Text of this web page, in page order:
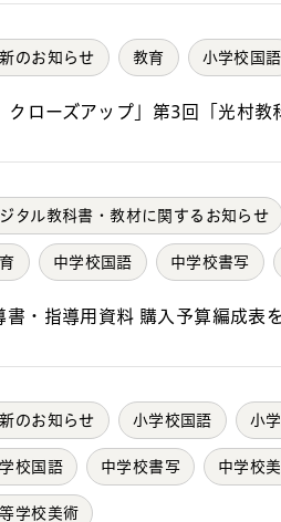
のお知らせ 教育 小学校国語
クローズアップ」第3回「光村
タル教科書・教材に関するお知らせ
中学校国語 中学校書写
・指導用資料 購入予算編成表
のお知らせ 小学校国語 小
校国語 中学校書写 中学校
学校美術